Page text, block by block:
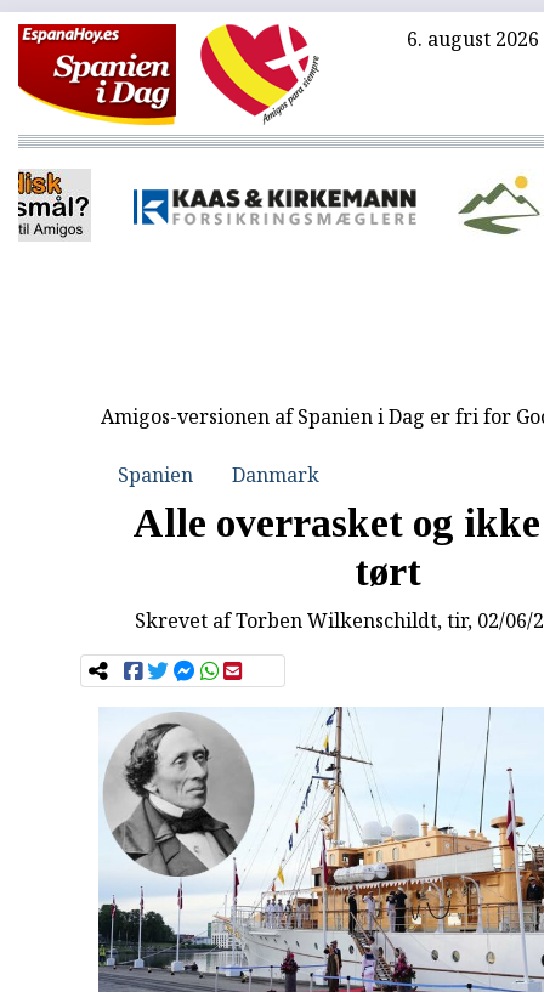
6. august 2026
Amigos-versionen af Spanien i Dag er fri for
Spanien Danmark
Alle overrasket og
tørt
Skrevet afTorben Wilkenschildt, tir, 02/06/